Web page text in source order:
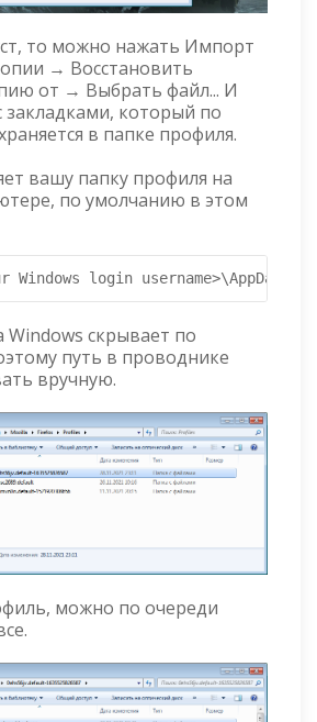
то можно нажать Импорт
→ Восстановить
от → Выбрать файл... И
закладками, который по
в папке профиля.
вашу папку профиля на
по умолчанию в этом
Windows login
Windows скрывает по
путь в проводнике
вручную.
можно по очереди